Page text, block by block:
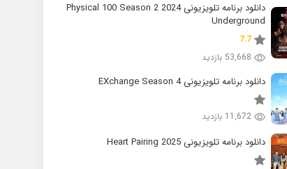
دانلود برنامه تلویزیونی 2024 Physical 100 Season 2
Underground
7.7
53,668 بازدید
دانلود برنامه تلویزیونی EXchange Season 4
11,672 بازدید
دانلود برنامه تلویزیونی 2025 Heart Pairing